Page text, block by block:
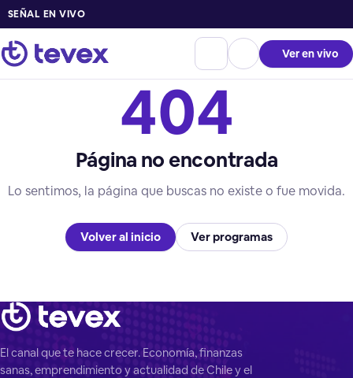
SEÑAL EN VIVO
Ver en vivo
404
Página no encontrada
Lo sentimos, la página que buscas no existe o fue movida.
Volver al inicio Ver programas
El canal que te hace crecer. Economía, finanzas
sanas, emprendimiento y actualidad de Chile y el